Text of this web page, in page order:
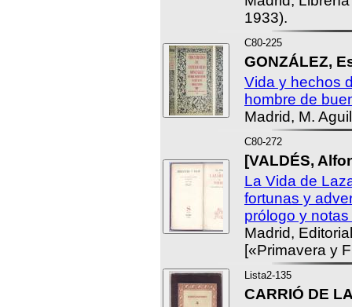
1933).
C80-225
GONZÁLEZ,
Vida y hechos
hombre de
Madrid, M.
C80-272
[VALDÉS,
La Vida de
fortunas y
prólogo y
Madrid,
[«Primavera y
Lista2-135
CARRIÓ DE